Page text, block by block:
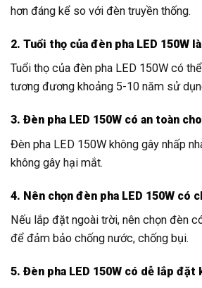
hơn đáng kể so với đèn truyền thống.
2. Tuổi thọ của đèn pha LED 150W
Tuổi thọ của đèn pha LED 150W có
tương đương khoảng 5-10 năm sử
3. Đèn pha LED 150W có an toàn
Đèn pha LED 150W không gây nhấp
không gây hại mắt.
4. Nên chọn đèn pha LED 150W có
Nếu lắp đặt ngoài trời, nên chọn đèn
để đảm bảo chống nước, chống bụi.
5. Đèn pha LED 150W có dễ lắp đặt